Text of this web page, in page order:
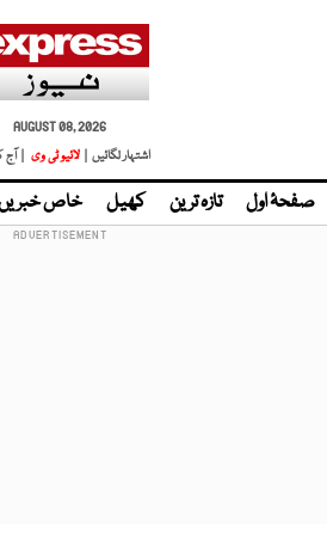
AUGUST 08, 2026
اشتہار لگائیں |
لائیو ٹی وی | آج
صفحۂ اول تازہ ترین کھیل خاص